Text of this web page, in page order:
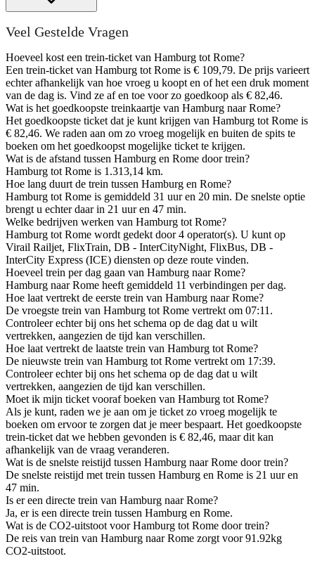
Veel Gestelde Vragen
Hoeveel kost een trein-ticket van Hamburg tot Rome?
Een trein-ticket van Hamburg tot Rome is € 109,79. De prijs varieert
echter afhankelijk van hoe vroeg u koopt en of het een druk moment
van de dag is. Vind ze af en toe voor zo goedkoop als € 82,46.
Wat is het goedkoopste treinkaartje van Hamburg naar Rome?
Het goedkoopste ticket dat je kunt krijgen van Hamburg tot Rome is
€ 82,46. We raden aan om zo vroeg mogelijk en buiten de spits te
boeken om het goedkoopst mogelijke ticket te krijgen.
Wat is de afstand tussen Hamburg en Rome door trein?
Hamburg tot Rome is 1.313,14 km.
Hoe lang duurt de trein tussen Hamburg en Rome?
Hamburg tot Rome is gemiddeld 31 uur en 20 min. De snelste optie
brengt u echter daar in 21 uur en 47 min.
Welke bedrijven werken van Hamburg tot Rome?
Hamburg tot Rome wordt gedekt door 4 operator(s). U kunt op
Virail Railjet, FlixTrain, DB - InterCityNight, FlixBus, DB -
InterCity Express (ICE) diensten op deze route vinden.
Hoeveel trein per dag gaan van Hamburg naar Rome?
Hamburg naar Rome heeft gemiddeld 11 verbindingen per dag.
Hoe laat vertrekt de eerste trein van Hamburg naar Rome?
De vroegste trein van Hamburg tot Rome vertrekt om 07:11.
Controleer echter bij ons het schema op de dag dat u wilt
vertrekken, aangezien de tijd kan verschillen.
Hoe laat vertrekt de laatste trein van Hamburg tot Rome?
De nieuwste trein van Hamburg tot Rome vertrekt om 17:39.
Controleer echter bij ons het schema op de dag dat u wilt
vertrekken, aangezien de tijd kan verschillen.
Moet ik mijn ticket vooraf boeken van Hamburg tot Rome?
Als je kunt, raden we je aan om je ticket zo vroeg mogelijk te
boeken om ervoor te zorgen dat je meer bespaart. Het goedkoopste
trein-ticket dat we hebben gevonden is € 82,46, maar dit kan
afhankelijk van de vraag veranderen.
Wat is de snelste reistijd tussen Hamburg naar Rome door trein?
De snelste reistijd met trein tussen Hamburg en Rome is 21 uur en
47 min.
Is er een directe trein van Hamburg naar Rome?
Ja, er is een directe trein tussen Hamburg en Rome.
Wat is de CO2-uitstoot voor Hamburg tot Rome door trein?
De reis van trein van Hamburg naar Rome zorgt voor 91.92kg
CO2-uitstoot.